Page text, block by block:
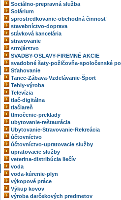
Sociálno-prepravná služba
Solárium
sprostredkovanie-obchodná činnosť
stavebníctvo-doprava
stávková kancelária
stravovanie
strojárstvo
SVADBY-OSLAVY-FIREMNÉ AKCIE
svadobné šaty-požičovňa-spoločenské
Sťahovanie
Tanec-Zábava-Vzdelávanie-Šport
Tehly-výroba
Televízia
tlač-digitálna
tlačiareň
tlmočenie-preklady
ubytovanie-reštaurácia
Ubytovanie-Stravovanie-Rekreácia
účtovníctvo
účtovníctvo-upratovacie služby
upratovacie služby
veterina-distribúcia liečív
voda
voda-kúrenie-plyn
výkopové práce
Výkup kovov
výroba darčekových predmetov